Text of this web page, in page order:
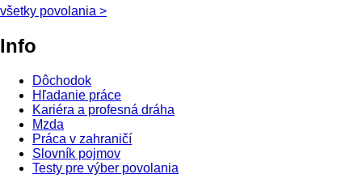
všetky povolania >
Info
Dôchodok
Hľadanie práce
Kariéra a profesná dráha
Mzda
Práca v zahraničí
Slovník pojmov
Testy pre výber povolania